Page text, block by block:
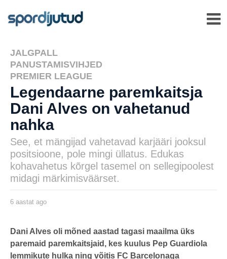
JALGPALL
PANUSTAMISVIHJED
PREMIER LEAGUE
Legendaarne paremkaitsja
Dani Alves on vahetanud
nahka
See, et mängijad vahetavad karjääri jooksul
positsioone, pole mingi üllatus. Edukas
kohavahetus kõrgel tasemel on sellegipoolest
midagi märkimisväärset.
henryl
6 aastat ago
t
Dani Alves oli mõned aastad tagasi maailma üks
paremaid paremkaitsjaid, kes kuulus Pep Guardiola
lemmikute hulka ning võitis FC Barcelonaga